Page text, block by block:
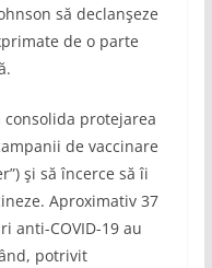
să declanşeze
de o parte
consolida protejarea
de vaccinare
şi să încerce să îi
Aproximativ 37
anti-COVID-19 au
potrivit